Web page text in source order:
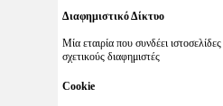
Διαφημιστικό Δίκτυο
Μία εταιρία που συνδέει
σχετικούς διαφημιστές
Cookie